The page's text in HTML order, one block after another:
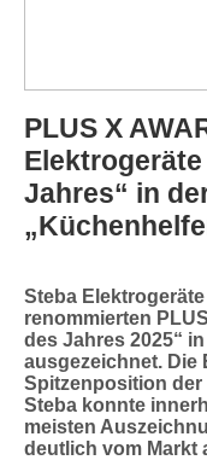
PLUS X
Jahres“ in
Steba
renommierten
des Jahres 2025“
ausgezeichnet. Die
Spitzenposition der
Steba konnte
meisten
deutlich vom Markt